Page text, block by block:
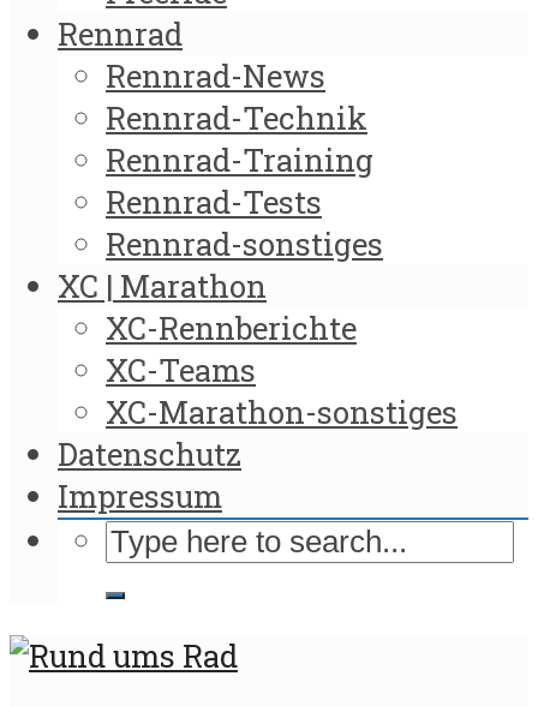
Rennrad
Rennrad-News
Rennrad-Technik
Rennrad-Training
Rennrad-Tests
Rennrad-sonstiges
XC | Marathon
XC-Rennberichte
XC-Teams
XC-Marathon-sonstiges
Datenschutz
Impressum